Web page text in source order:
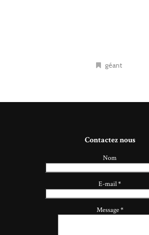
géant
Contactez nous
Nom
E-mail*
Message*